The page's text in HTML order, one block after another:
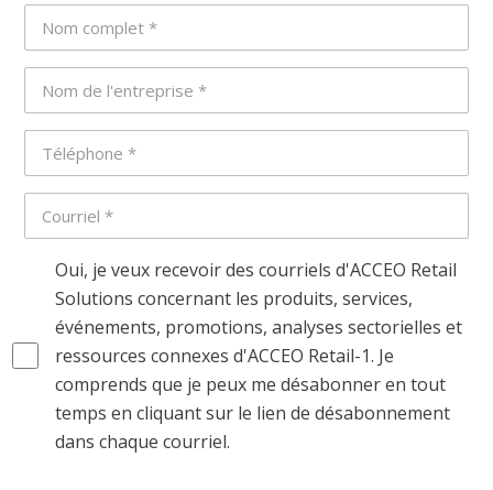
Oui, je veux recevoir des courriels d'ACCEO Retail
Solutions concernant les produits, services,
événements, promotions, analyses sectorielles et
ressources connexes d'ACCEO Retail-1. Je
comprends que je peux me désabonner en tout
temps en cliquant sur le lien de désabonnement
dans chaque courriel.